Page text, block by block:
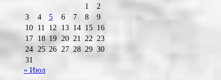
1
2
3
4 5 6 7 8
9
10 11 12 13 14 15 16
17 18 19 20 21 22 23
24 25 26 27 28 29 30
31
« Июл